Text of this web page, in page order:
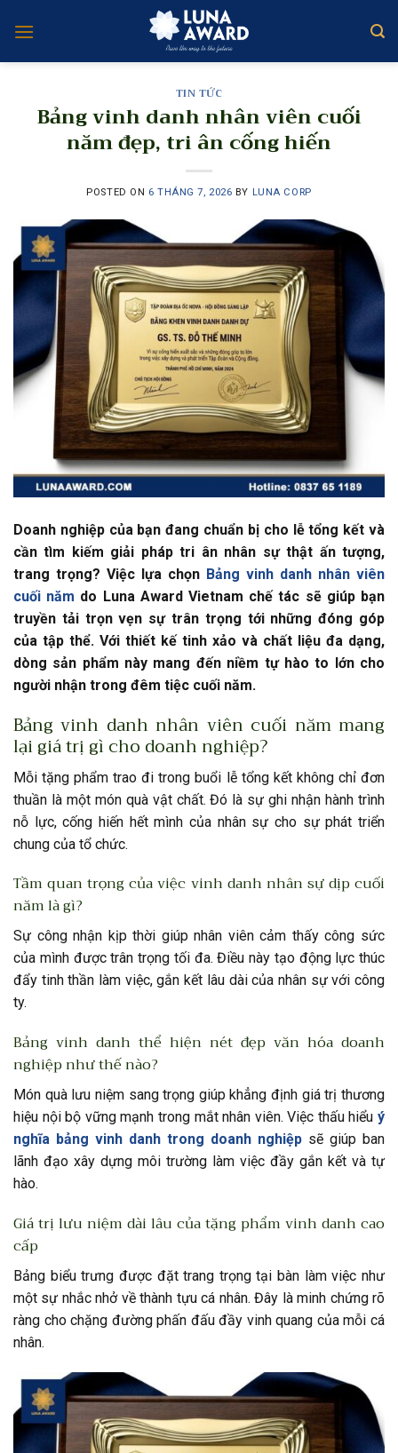
TIN TỨC
Bảng vinh danh nhân viên cuối
năm đẹp, tri ân cống hiến
POSTED ON 6 THÁNG 7, 2026 BY LUNA CORP
Doanh nghiệp của bạn đang chuẩn bị cho lễ tổng kết và
cần tìm kiếm giải pháp tri ân nhân sự thật ấn tượng,
trang trọng? Việc lựa chọn Bảng vinh danh nhân viên
cuối năm do Luna Award Vietnam chế tác sẽ giúp bạn
truyền tải trọn vẹn sự trân trọng tới những đóng góp
của tập thể. Với thiết kế tinh xảo và chất liệu đa dạng,
dòng sản phẩm này mang đến niềm tự hào to lớn cho
người nhận trong đêm tiệc cuối năm.
Bảng vinh danh nhân viên cuối năm mang
lại giá trị gì cho doanh nghiệp?
Mỗi tặng phẩm trao đi trong buổi lễ tổng kết không chỉ đơn
thuần là một món quà vật chất. Đó là sự ghi nhận hành trình
nỗ lực, cống hiến hết mình của nhân sự cho sự phát triển
chung của tổ chức.
Tầm quan trọng của việc vinh danh nhân sự dịp cuối
năm là gì?
Sự công nhận kịp thời giúp nhân viên cảm thấy công sức
của mình được trân trọng tối đa. Điều này tạo động lực thúc
đẩy tinh thần làm việc, gắn kết lâu dài của nhân sự với công
ty.
Bảng vinh danh thể hiện nét đẹp văn hóa doanh
nghiệp như thế nào?
Món quà lưu niệm sang trọng giúp khẳng định giá trị thương
hiệu nội bộ vững mạnh trong mắt nhân viên. Việc thấu hiểu ý
nghĩa bảng vinh danh trong doanh nghiệp sẽ giúp ban
lãnh đạo xây dựng môi trường làm việc đầy gắn kết và tự
hào.
Giá trị lưu niệm dài lâu của tặng phẩm vinh danh cao
cấp
Bảng biểu trưng được đặt trang trọng tại bàn làm việc như
một sự nhắc nhở về thành tựu cá nhân. Đây là minh chứng rõ
ràng cho chặng đường phấn đấu đầy vinh quang của mỗi cá
nhân.